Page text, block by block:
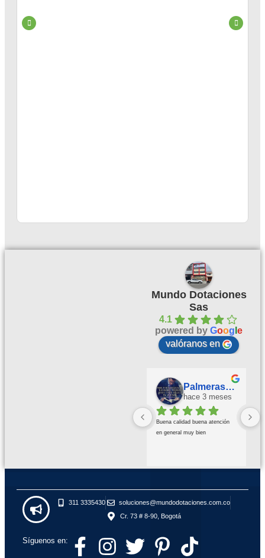
Mundo Dotaciones
Sas
4.1
powered by Goog e
valóranos en
Palmeras Doradas
hace 3 meses
Buena calidad buena atención
en general muy bien
311 3335430
soluciones@mundodotaciones.com.co
Cr. 73 # 8-90, Bogotá
Síguenos en: